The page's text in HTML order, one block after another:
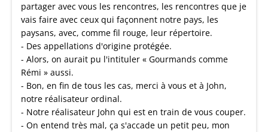
partager avec vous les rencontres, les rencontres que je
vais faire avec ceux qui façonnent notre pays, les
paysans, avec, comme fil rouge, leur répertoire.
- Des appellations d'origine protégée.
- Alors, on aurait pu l'intituler « Gourmands comme
Rémi » aussi.
- Bon, en fin de tous les cas, merci à vous et à John,
notre réalisateur ordinal.
- Notre réalisateur John qui est en train de vous couper.
- On entend très mal, ça s'accade un petit peu, mon